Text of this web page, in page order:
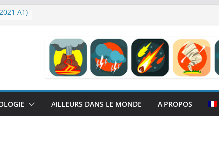
A1)
AILLEURS DANS LE MONDE A PROPOS